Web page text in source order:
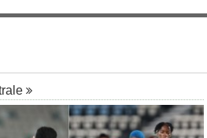
Doumbouya en Grèce - Opposition et